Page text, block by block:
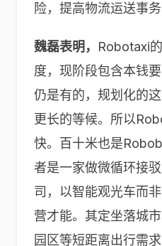
险，提高物流运送事务
魏磊表明， Robotaxi
度，现阶段包含本钱
仍是有的，规划化的
更长的等候。所以
快。百十米也是
者是一家做微循环接
司，以智能观光车而
营才能。其定坐落城
园区等短距离出行需